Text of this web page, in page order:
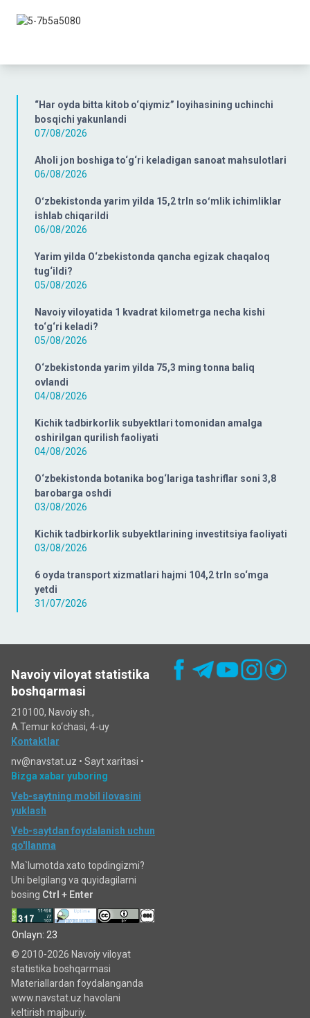
“Har oyda bitta kitob o‘qiymiz” loyihasining uchinchi
bosqichi yakunlandi
07/08/2026
Aholi jon boshiga to‘g‘ri keladigan sanoat mahsulotlari
06/08/2026
Oʻzbekistonda yarim yilda 15,2 trln soʻmlik ichimliklar
ishlab chiqarildi
06/08/2026
Yarim yilda O‘zbekistonda qancha egizak chaqaloq
tug‘ildi?
05/08/2026
Navoiy viloyatida 1 kvadrat kilometrga necha kishi
to‘g‘ri keladi?
05/08/2026
O‘zbekistonda yarim yilda 75,3 ming tonna baliq
ovlandi
04/08/2026
Kichik tadbirkorlik subyektlari tomonidan amalga
oshirilgan qurilish faoliyati
04/08/2026
O‘zbekistonda botanika bog‘lariga tashriflar soni 3,8
barobarga oshdi
03/08/2026
Kichik tadbirkorlik subyektlarining investitsiya faoliyati
03/08/2026
6 oyda transport xizmatlari hajmi 104,2 trln so‘mga
yetdi
31/07/2026
Navoiy viloyat statistika
boshqarmasi
210100, Navoiy sh.,
A.Temur ko‘chаsi, 4-uy
Kontaktlar
nv@navstat.uz • Sayt xaritasi •
Bizga xabar yuboring
Veb-saytning mobil ilovasini
yuklash
Veb-saytdan foydalanish uchun
qo'llanma
Ma`lumotda xato topdingizmi?
Uni belgilang va quyidagilarni
bosing Ctrl + Enter
Onlayn: 23
© 2010-2026 Navoiy viloyat
statistika boshqarmasi
Materiallardan foydalanganda
www.navstat.uz havolani
keltirish majburiy.